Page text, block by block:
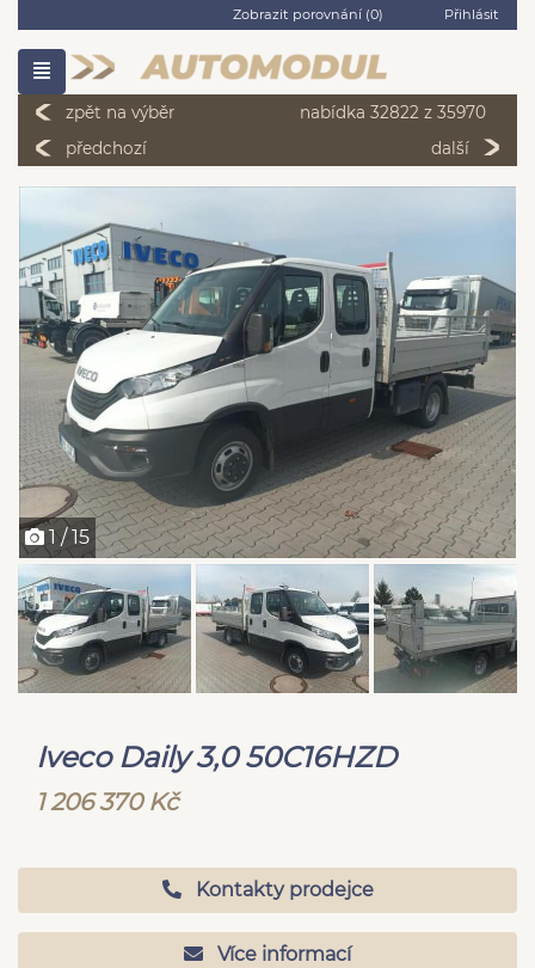
Zobrazit porovnání (0) Přihlásit
zpět na výběr
nabídka 32822 z 35970
předchozí
další
1 / 15
Iveco Daily 3,0 50C16HZD
1 206 370 Kč
Kontakty prodejce
Více informací